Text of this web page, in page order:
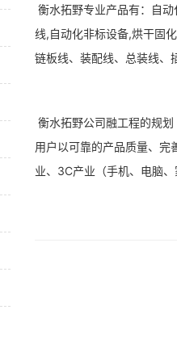
衡水拓野专业产品有：自
线,自动化非标设备,烘干固
链板线、装配线、总装线、
衡水拓野公司融工程的规
用户以可靠的产品质量、完
业、3C产业（手机、电脑